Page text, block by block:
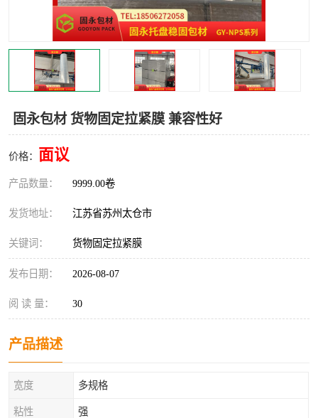
固永包材 货物固定拉紧膜 兼容性好
价格： 面议
产品数量： 9999.00卷
发货地址： 江苏省苏州太仓市
关键词： 货物固定拉紧膜
发布日期： 2026-08-07
阅 读 量： 30
产品描述
宽度 多规格
粘性 强